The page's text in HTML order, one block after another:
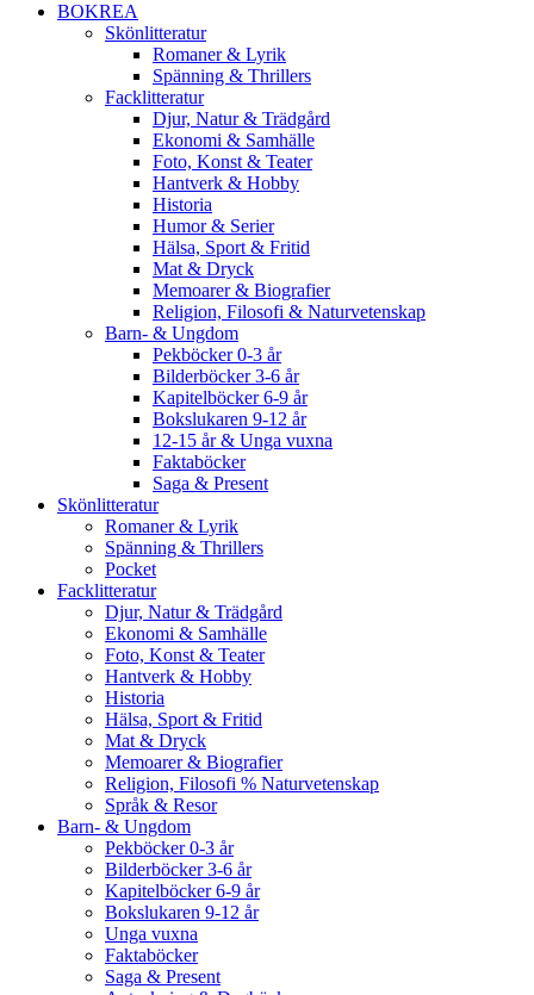
BOKREA
Skönlitteratur
Romaner & Lyrik
Spänning & Thrillers
Facklitteratur
Djur, Natur & Trädgård
Ekonomi & Samhälle
Foto, Konst & Teater
Hantverk & Hobby
Historia
Humor & Serier
Hälsa, Sport & Fritid
Mat & Dryck
Memoarer & Biografier
Religion, Filosofi & Naturvetenskap
Barn- & Ungdom
Pekböcker 0-3 år
Bilderböcker 3-6 år
Kapitelböcker 6-9 år
Bokslukaren 9-12 år
12-15 år & Unga vuxna
Faktaböcker
Saga & Present
Skönlitteratur
Romaner & Lyrik
Spänning & Thrillers
Pocket
Facklitteratur
Djur, Natur & Trädgård
Ekonomi & Samhälle
Foto, Konst & Teater
Hantverk & Hobby
Historia
Hälsa, Sport & Fritid
Mat & Dryck
Memoarer & Biografier
Religion, Filosofi % Naturvetenskap
Språk & Resor
Barn- & Ungdom
Pekböcker 0-3 år
Bilderböcker 3-6 år
Kapitelböcker 6-9 år
Bokslukaren 9-12 år
Unga vuxna
Faktaböcker
Saga & Present